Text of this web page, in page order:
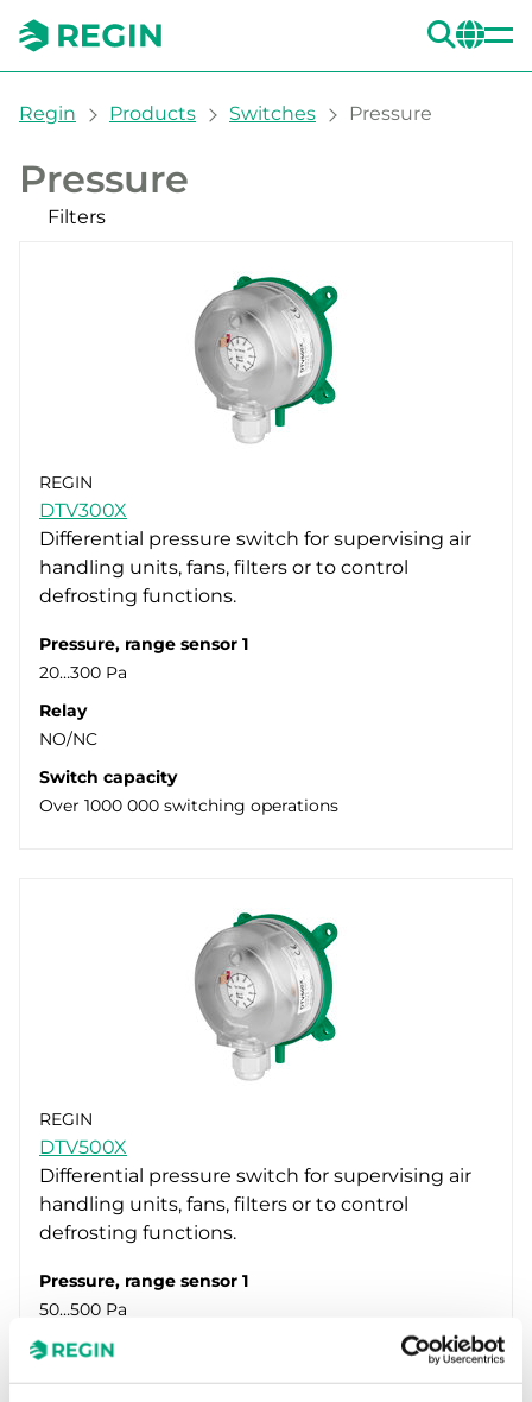
You are here:
Regin Products Switches Pressure
Pressure
Filters
REGIN
DTV300X
Differential pressure switch for supervising air
handling units, fans, filters or to control
defrosting functions.
Pressure, range sensor 1
20…300 Pa
Relay
NO/NC
Switch capacity
Over 1000 000 switching operations
REGIN
DTV500X
Differential pressure switch for supervising air
handling units, fans, filters or to control
defrosting functions.
Pressure, range sensor 1
50…500 Pa
Relay